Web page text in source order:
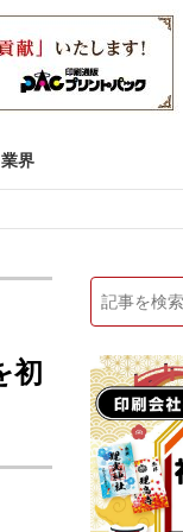
業界
業界 市場・統計
中古印刷機・製本機特
初